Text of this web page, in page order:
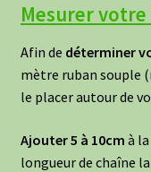
Mesurer
Afin de déterminer
mètre ruban souple
le placer autour de
Ajouter 5 à 10cm à
longueur de chaîne